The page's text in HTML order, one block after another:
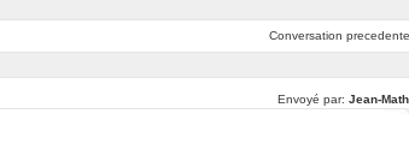
Conversation precedente
Envoyé par: Jean-